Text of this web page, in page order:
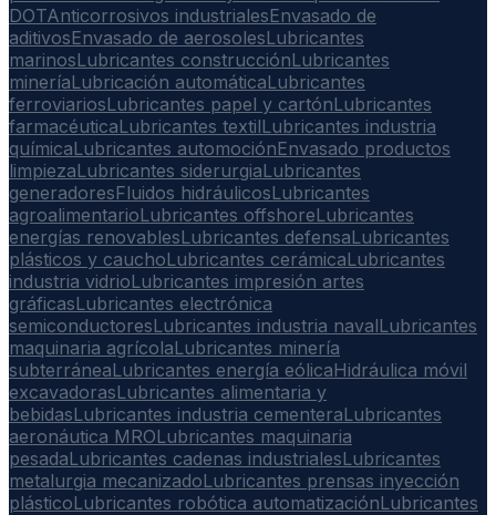
DOTAnticorrosivos industrialesEnvasado de
aditivosEnvasado de aerosolesLubricantes
marinosLubricantes construcciónLubricantes
mineríaLubricación automáticaLubricantes
ferroviariosLubricantes papel y cartónLubricantes
farmacéuticaLubricantes textilLubricantes industria
químicaLubricantes automociónEnvasado productos
limpiezaLubricantes siderurgiaLubricantes
generadoresFluidos hidráulicosLubricantes
agroalimentarioLubricantes offshoreLubricantes
energías renovablesLubricantes defensaLubricantes
plásticos y cauchoLubricantes cerámicaLubricantes
industria vidrioLubricantes impresión artes
gráficasLubricantes electrónica
semiconductoresLubricantes industria navalLubricantes
maquinaria agrícolaLubricantes minería
subterráneaLubricantes energía eólicaHidráulica móvil
excavadorasLubricantes alimentaria y
bebidasLubricantes industria cementeraLubricantes
aeronáutica MROLubricantes maquinaria
pesadaLubricantes cadenas industrialesLubricantes
metalurgia mecanizadoLubricantes prensas inyección
plásticoLubricantes robótica automatizaciónLubricantes